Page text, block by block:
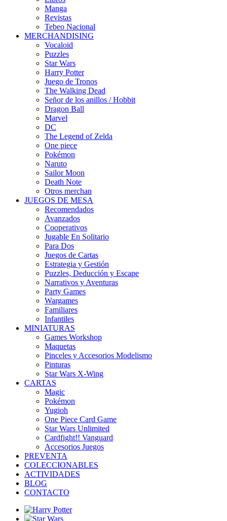
Manga
Revistas
Tebeo Nacional
MERCHANDISING
Vocaloid
Puzzles
Star Wars
Harry Potter
Juego de Tronos
The Walking Dead
Señor de los anillos / Hobbit
Dragon Ball
Marvel
DC
The Legend of Zelda
One piece
Pokémon
Naruto
Sailor Moon
Death Note
Otros merchan
JUEGOS DE MESA
Recomendados
Avanzados
Cooperativos
Jugable En Solitario
Para Dos
Juegos de Cartas
Estrategia y Gestión
Puzzles, Deducción y Escape
Narrativos y Aventuras
Party Games
Wargames
Familiares
Infantiles
MINIATURAS
Games Workshop
Maquetas
Pinceles y Accesorios Modelismo
Pinturas
Star Wars X-Wing
CARTAS
Magic
Pokémon
Yugioh
One Piece Card Game
Star Wars Unlimited
Cardfight!! Vanguard
Accesorios Juegos
PREVENTA
COLECCIONABLES
ACTIVIDADES
BLOG
CONTACTO